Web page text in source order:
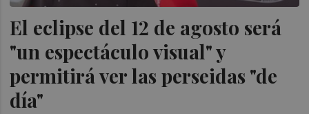
El eclipse del 12 de agosto será
"un espectáculo visual" y
permitirá ver las perseidas "de
día"